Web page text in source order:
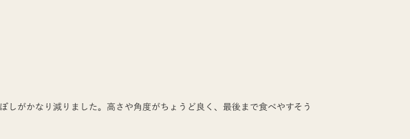
がかなり減りました。高さや角度がちょうど良く、最後まで食べやすそう